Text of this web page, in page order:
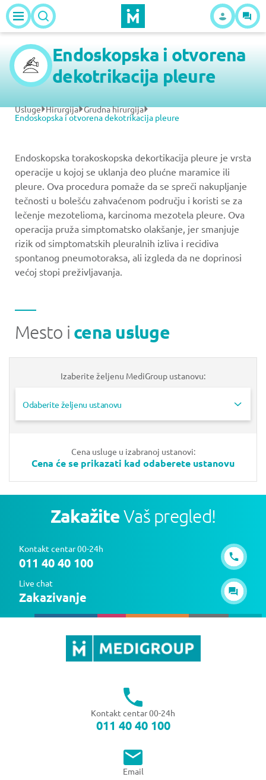
Endoskopska i otvorena
dekotrikacija pleure
Usluge Hirurgija Grudna hirurgija
Endoskopska i otvorena dekotrikacija pleure
Endoskopska torakoskopska dekortikacija pleure je vrsta
operacije u kojoj se uklanja deo plućne maramice ili
pleure. Ova procedura pomaže da se spreči nakupljanje
tečnosti u bolešću zahvaćenom području i koristi se za
lečenje mezotelioma, karcinoma mezotela pleure. Ova
operacija pruža simptomatsko olakšanje, jer smanjuje
rizik od simptomatskih pleuralnih izliva i recidiva
spontanog pneumotoraksa, ali izgleda da ne doprinosi
većoj stopi preživljavanja.
Mesto i cena usluge
Izaberite željenu MediGroup ustanovu:
Odaberite željenu ustanovu
Cena usluge u izabranoj ustanovi:
Cena će se prikazati kad odaberete ustanovu
ZakažiteVaš pregled!
Kontakt centar 00-24h
011 40 40 100
Live chat
Zakazivanje
Kontakt centar 00-24h
011 40 40 100
Email